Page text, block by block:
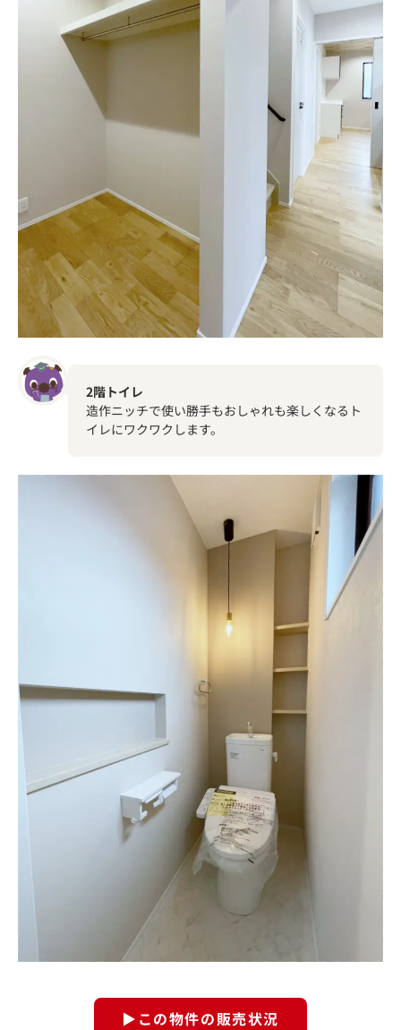
2階トイレ
造作ニッチで使い勝手もおしゃれも楽しくなるト
イレにワクワクします。
▶この物件の販売状況